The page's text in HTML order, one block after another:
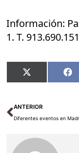
Información:
1. T.
Compartir
en
X
(Twitter)
Ant
ANTERIOR
Diferentes eventos en